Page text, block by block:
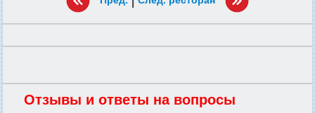
Отзывы и ответы на вопросы